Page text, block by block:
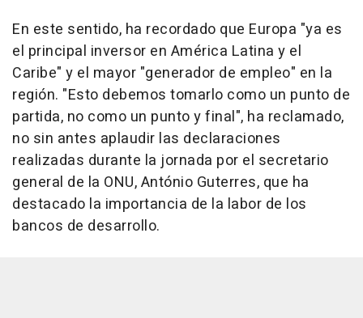
En este sentido, ha recordado que Europa "ya es
el principal inversor en América Latina y el
Caribe" y el mayor "generador de empleo" en la
región. "Esto debemos tomarlo como un punto de
partida, no como un punto y final", ha reclamado,
no sin antes aplaudir las declaraciones
realizadas durante la jornada por el secretario
general de la ONU, António Guterres, que ha
destacado la importancia de la labor de los
bancos de desarrollo.